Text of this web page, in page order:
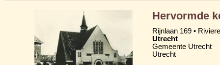
Hervormde
Rijnlaan 169 •
Utrecht
Gemeente Utrecht
Utrecht